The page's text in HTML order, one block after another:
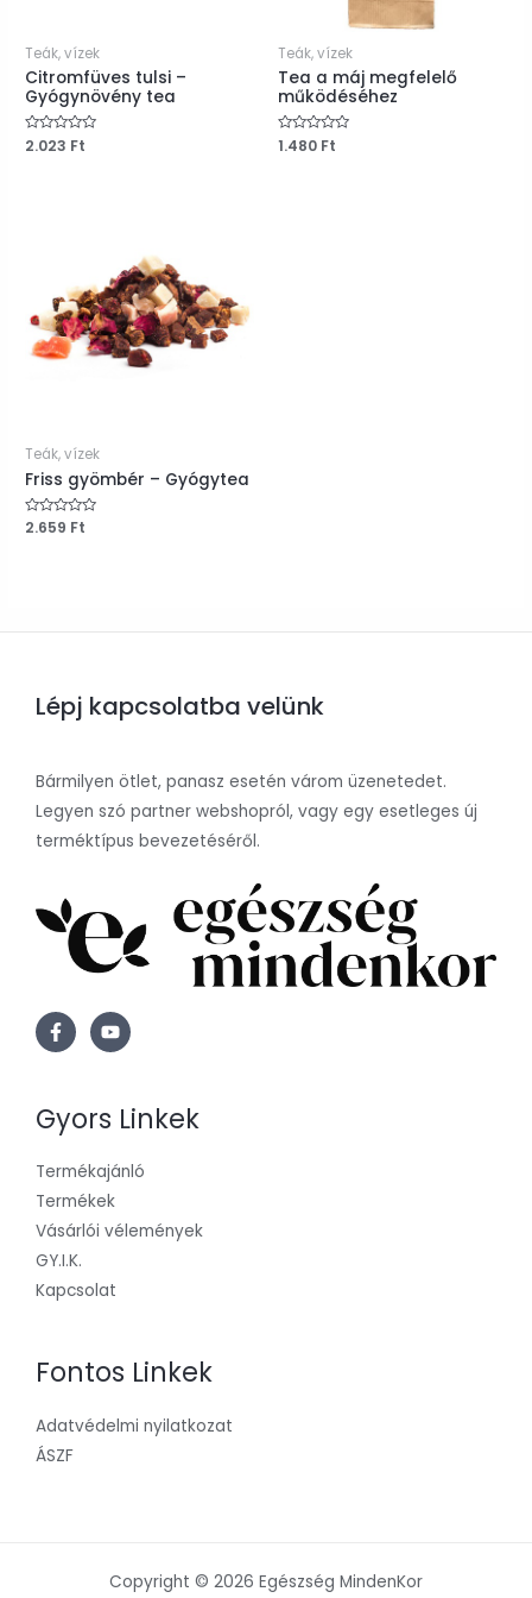
Teák, vízek
Citromfüves tulsi –
Gyógynövény tea
Értékelés:
0
2.023 Ft
Teák, vízek
Tea a máj megfelelő
működéséhez
Értékelés:
0
1.480 Ft
Teák, vízek
Friss gyömbér – Gyógytea
Értékelés:
0
2.659 Ft
Lépj kapcsolatba velünk
Bármilyen ötlet, panasz esetén várom üzenetedet.
Legyen szó partner webshopról, vagy egy esetleges új
terméktípus bevezetéséről.
Gyors Linkek
Termékajánló
Termékek
Vásárlói vélemények
GY.I.K.
Kapcsolat
Fontos Linkek
Adatvédelmi nyilatkozat
ÁSZF
Copyright © 2026 Egészség MindenKor